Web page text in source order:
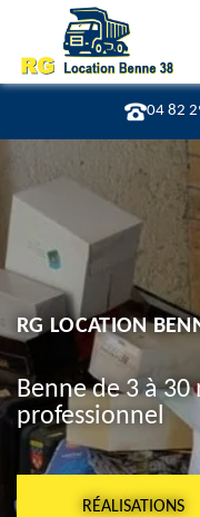
04 82
RG LOCATION
Benne de 3 à
professionnel
RÉALISATIONS